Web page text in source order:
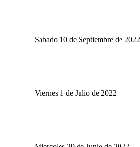
Sabado 10 de Septiembre de 2022
Viernes 1 de Julio de 2022